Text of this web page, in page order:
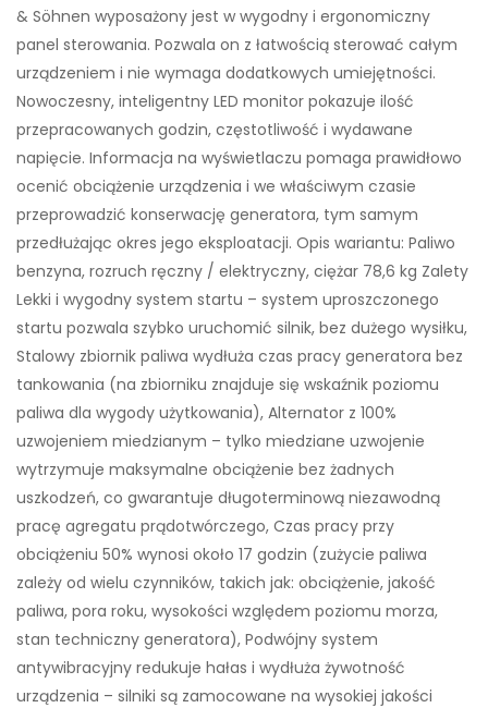
& Söhnen wyposażony jest w wygodny i ergonomiczny
panel sterowania. Pozwala on z łatwością sterować całym
urządzeniem i nie wymaga dodatkowych umiejętności.
Nowoczesny, inteligentny LED monitor pokazuje ilość
przepracowanych godzin, częstotliwość i wydawane
napięcie. Informacja na wyświetlaczu pomaga prawidłowo
ocenić obciążenie urządzenia i we właściwym czasie
przeprowadzić konserwację generatora, tym samym
przedłużając okres jego eksploatacji. Opis wariantu: Paliwo
benzyna, rozruch ręczny / elektryczny, ciężar 78,6 kg Zalety
Lekki i wygodny system startu – system uproszczonego
startu pozwala szybko uruchomić silnik, bez dużego wysiłku,
Stalowy zbiornik paliwa wydłuża czas pracy generatora bez
tankowania (na zbiorniku znajduje się wskaźnik poziomu
paliwa dla wygody użytkowania), Alternator z 100%
uzwojeniem miedzianym – tylko miedziane uzwojenie
wytrzymuje maksymalne obciążenie bez żadnych
uszkodzeń, co gwarantuje długoterminową niezawodną
pracę agregatu prądotwórczego, Czas pracy przy
obciążeniu 50% wynosi około 17 godzin (zużycie paliwa
zależy od wielu czynników, takich jak: obciążenie, jakość
paliwa, pora roku, wysokości względem poziomu morza,
stan techniczny generatora), Podwójny system
antywibracyjny redukuje hałas i wydłuża żywotność
urządzenia – silniki są zamocowane na wysokiej jakości